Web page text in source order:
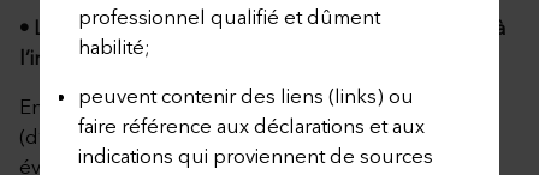
professionnel qualifié et dûment
habilité;
peuvent contenir des liens (links) ou
faire référence aux déclarations et aux
indications qui proviennent de sources
• Liste des Fonds Externes n’étant plus disponibles à
l’investissement
En cliquant sur le lien ci-dessous, le Preneur
(d’Assurance) peut télécharger la liste des
événements de l’année en cours liés à des Fonds